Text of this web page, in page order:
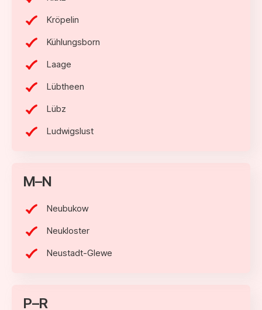
Kröpelin
Kühlungsborn
Laage
Lübtheen
Lübz
Ludwigslust
M–N
Neubukow
Neukloster
Neustadt-Glewe
P–R